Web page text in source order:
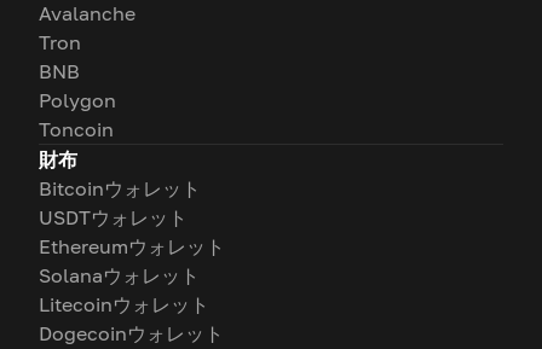
Avalanche
Tron
BNB
Polygon
Toncoin
財布
Bitcoinウォレット
USDTウォレット
Ethereumウォレット
Solanaウォレット
Litecoinウォレット
Dogecoinウォレット